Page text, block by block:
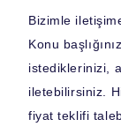
Bizimle
Konu
istediklerinizi,
iletebilirsiniz.
fiyat teklifi